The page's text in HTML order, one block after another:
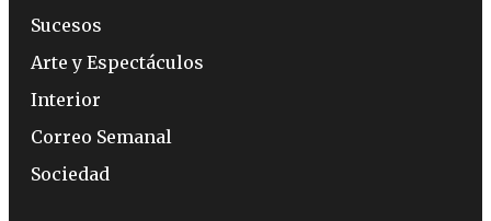
Sucesos
Arte y Espectáculos
Interior
Correo Semanal
Sociedad